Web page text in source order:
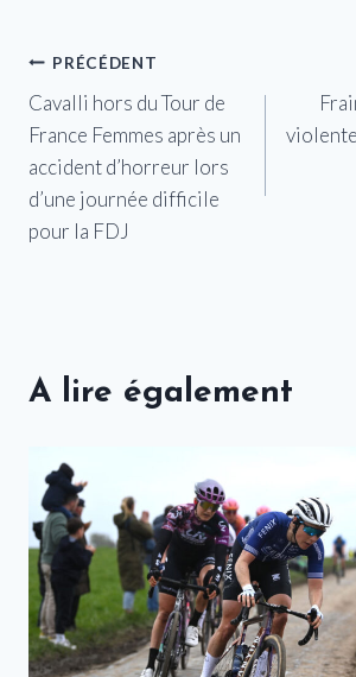
Navigation
de
l’article
PRÉCÉDENT
Cavalli hors du Tour de
France Femmes après un
accident d’horreur lors
d’une journée difficile
pour la FDJ
A lire également